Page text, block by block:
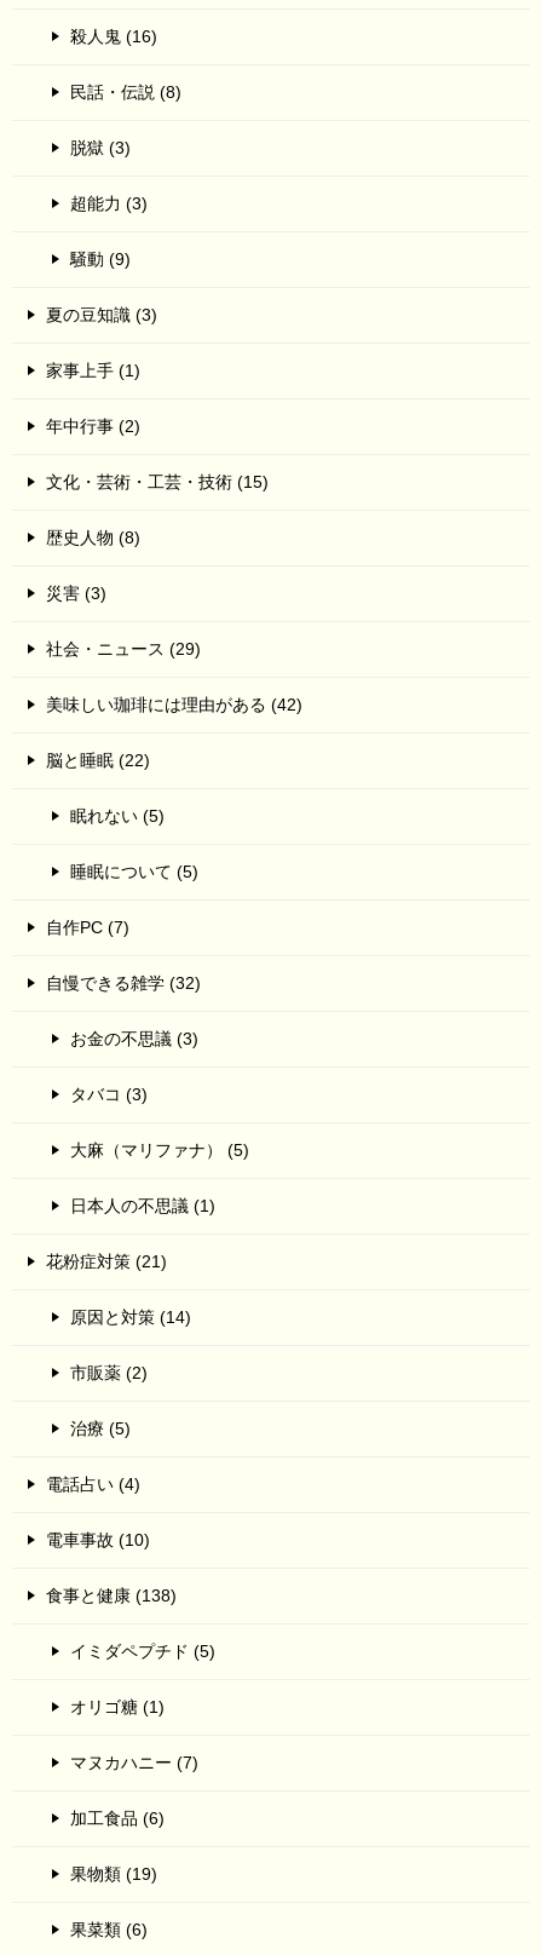
殺人鬼 (16)
民話・伝説 (8)
脱獄 (3)
超能力 (3)
騒動 (9)
夏の豆知識 (3)
家事上手 (1)
年中行事 (2)
文化・芸術・工芸・技術 (15)
歴史人物 (8)
災害 (3)
社会・ニュース (29)
美味しい珈琲には理由がある (42)
脳と睡眠 (22)
眠れない (5)
睡眠について (5)
自作PC (7)
自慢できる雑学 (32)
お金の不思議 (3)
タバコ (3)
大麻（マリファナ） (5)
日本人の不思議 (1)
花粉症対策 (21)
原因と対策 (14)
市販薬 (2)
治療 (5)
電話占い (4)
電車事故 (10)
食事と健康 (138)
イミダペプチド (5)
オリゴ糖 (1)
マヌカハニー (7)
加工食品 (6)
果物類 (19)
果菜類 (6)